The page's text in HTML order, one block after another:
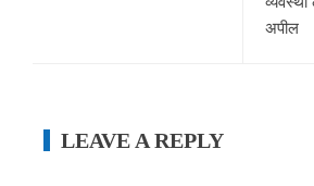
अपील
LEAVE A REPLY